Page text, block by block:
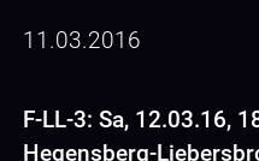
11.03.2016
F-LL-3: Sa, 12.03.16,
Hegensberg-